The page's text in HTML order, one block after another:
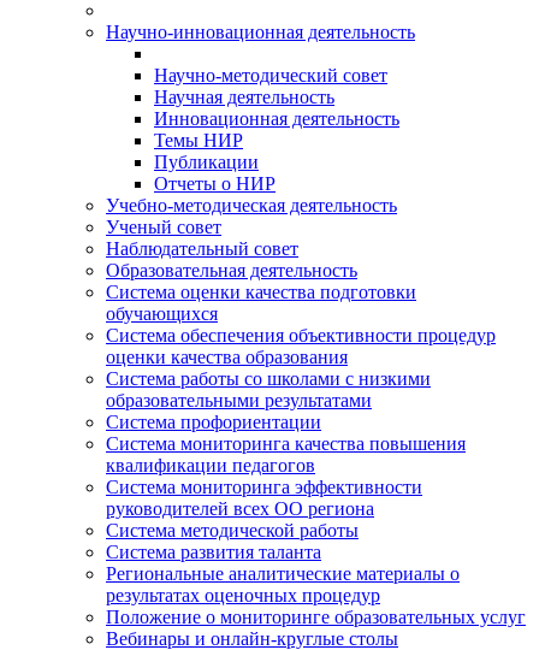
Научно-инновационная деятельность
Научно-методический совет
Научная деятельность
Инновационная деятельность
Темы НИР
Публикации
Отчеты о НИР
Учебно-методическая деятельность
Ученый совет
Наблюдательный совет
Образовательная деятельность
Система оценки качества подготовки
обучающихся
Система обеспечения объективности процедур
оценки качества образования
Система работы со школами с низкими
образовательными результатами
Система профориентации
Система мониторинга качества повышения
квалификации педагогов
Система мониторинга эффективности
руководителей всех ОО региона
Система методической работы
Система развития таланта
Региональные аналитические материалы о
результатах оценочных процедур
Положение о мониторинге образовательных услуг
Вебинары и онлайн-круглые столы